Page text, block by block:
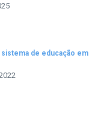
de educação em